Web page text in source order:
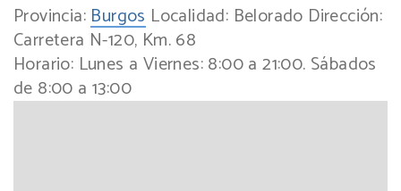
Provincia: Burgos Localidad: Belorado Dirección:
Carretera N-120, Km. 68
Horario: Lunes a Viernes: 8:00 a 21:00. Sábados
de 8:00 a 13:00